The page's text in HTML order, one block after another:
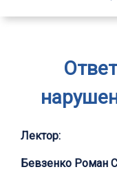
Лектор:
Бевзенко Роман